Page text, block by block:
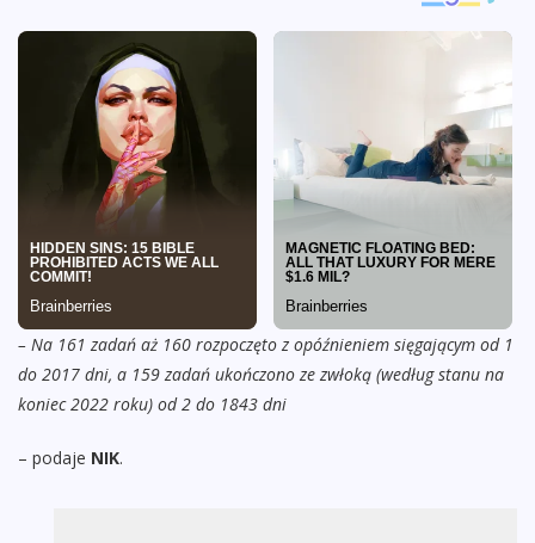
– Na 161 zadań aż 160 rozpoczęto z opóźnieniem sięgającym od 1
do 2017 dni, a 159 zadań ukończono ze zwłoką (według stanu na
koniec 2022 roku) od 2 do 1843 dni
– podaje NIK.